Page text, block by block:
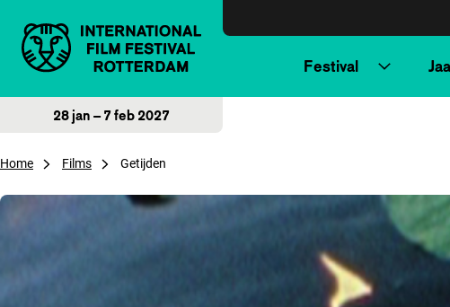
Festival
28 jan – 7 feb 2027
Home Films Getijden